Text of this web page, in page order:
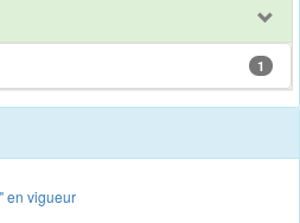
1
en vigueur